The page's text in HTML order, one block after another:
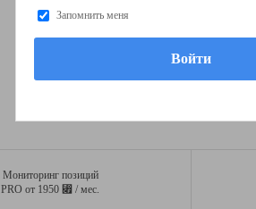
Мониторинг позиций
PRO от 1950 ⃏ / мес.
Запомнить меня